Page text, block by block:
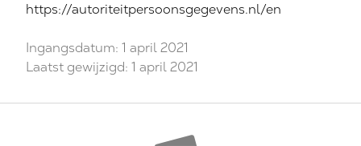
https://autoriteitpersoonsgegevens.nl/en
Ingangsdatum: 1 april 2021
Laatst gewijzigd: 1 april 2021